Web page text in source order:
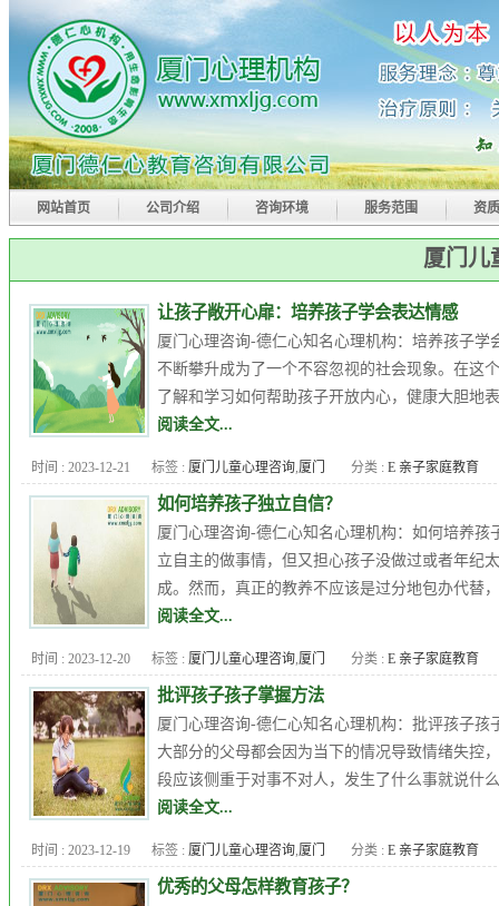
网站首页 公司介绍 咨询环境 服务范围 资
厦门儿
让孩子敞开心扉：培养孩子学会表达情感
厦门心理咨询-德仁心知名心理机构：培养孩子
不断攀升成为了一个不容忽视的社会现象。在这
了解和学习如何帮助孩子开放内心，健康大胆
阅读全文...
时间 : 2023-12-21 标签 : 厦门儿童心理咨询,厦门
儿童心理咨询机构,厦门儿童心
理辅导 ,厦门心理专家 , 厦门心
理医生 ,厦门心理咨询
厦门心
理咨询中心,
厦门心理咨询机
构,厦门心理辅导
构,厦门比较靠谱心理咨询,厦
门青少年心理咨询,厦门青少年
心理咨询机构
分类 : E 亲子家庭教育
如何培养孩子独立自信？
厦门心理咨询-德仁心知名心理机构：如何培养
立自主的做事情，但又担心孩子没做过或者年纪
成。然而，真正的教养不应该是过分地包办代替
阅读全文...
时间 : 2023-12-20 标签 : 厦门儿童心理咨询,厦门
儿童心理咨询机构,厦门儿童心
理辅导 ,厦门心理专家 , 厦门心
理医生 ,厦门心理咨询, 厦门心
理咨询中心 厦门心理咨询机
构,厦门心理辅导
构,厦门比较靠谱心理咨询,厦
门青少年心理咨询,厦门青少年
分类 : E 亲子家庭教育
批评孩子孩子掌握方法
厦门心理咨询-德仁心知名心理机构：批评孩子
大部分的父母都会因为当下的情况导致情绪失控
段应该侧重于对事不对人，发生了什么事就说什
阅读全文...
时间 : 2023-12-19 标签 : 厦门儿童心理咨询,厦门
儿童心理咨询机构,厦门儿童心
分类 : E 亲子家庭教育
优秀的父母怎样教育孩子？